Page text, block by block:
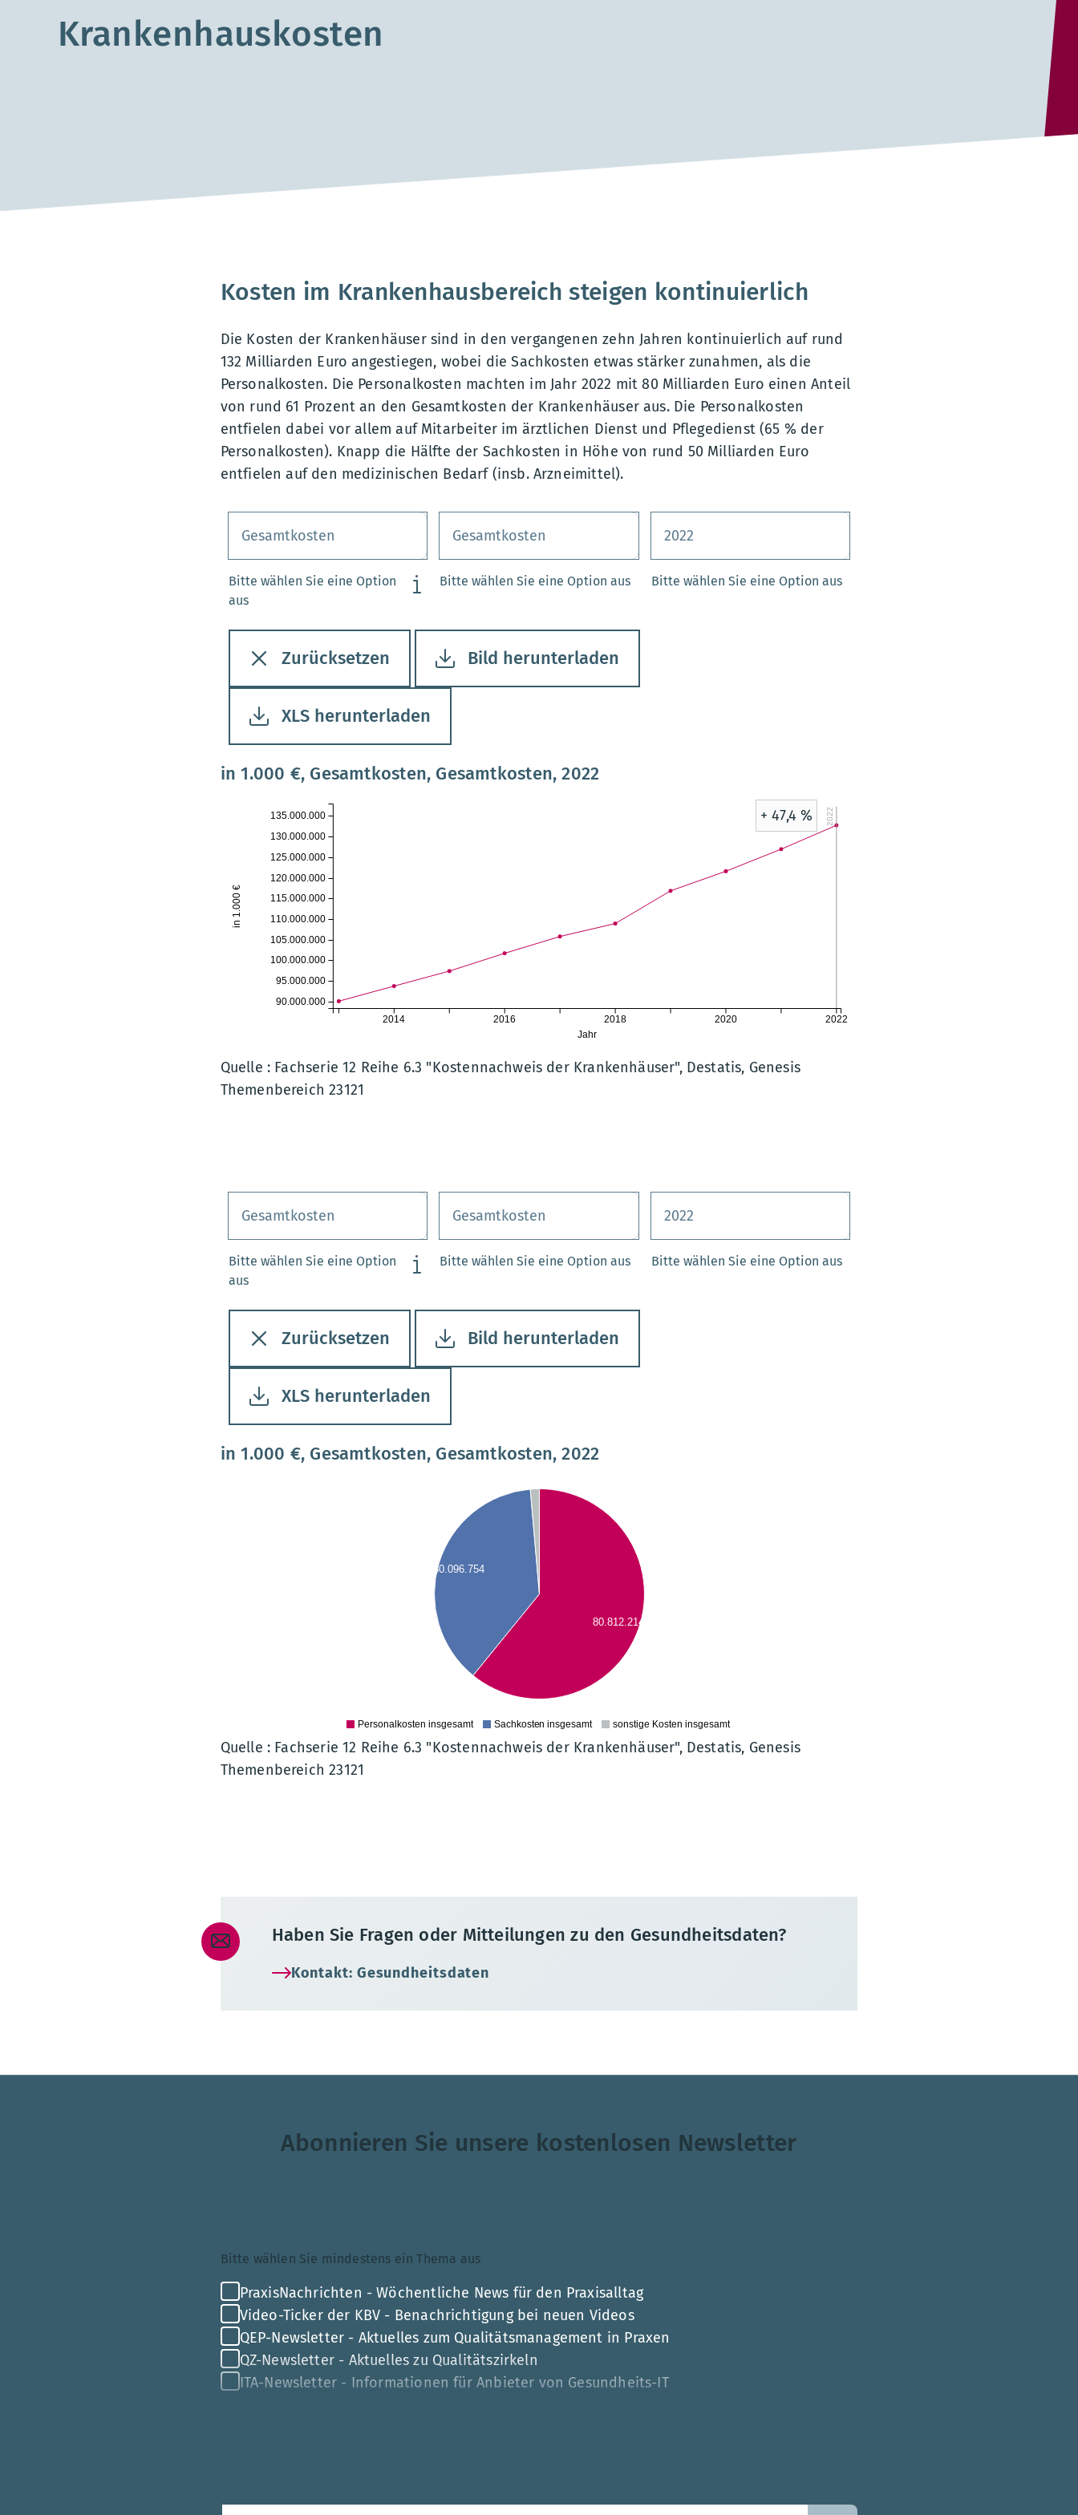
Krankenhauskosten
Kosten im Krankenhausbereich steigen kontinuierlich
Die Kosten der Krankenhäuser sind in den vergangenen zehn Jahren kontinuierlich auf rund
132 Milliarden Euro angestiegen, wobei die Sachkosten etwas stärker zunahmen, als die
Personalkosten. Die Personalkosten machten im Jahr 2022 mit 80 Milliarden Euro einen Anteil
von rund 61 Prozent an den Gesamtkosten der Krankenhäuser aus. Die Personalkosten
entfielen dabei vor allem auf Mitarbeiter im ärztlichen Dienst und Pflegedienst (65 % der
Personalkosten). Knapp die Hälfte der Sachkosten in Höhe von rund 50 Milliarden Euro
entfielen auf den medizinischen Bedarf (insb. Arzneimittel).
Bitte wählen Sie eine Option
aus
Bitte wählen Sie eine Option aus Bitte wählen Sie eine Option aus
Zurücksetzen Bild herunterladen
XLS herunterladen
in 1.000 €, Gesamtkosten, Gesamtkosten, 2022
2022
Jahr
2014 2016 2018 2020 2022
in 1.000 €
90.000.000
95.000.000
100.000.000
105.000.000
110.000.000
115.000.000
120.000.000
125.000.000
130.000.000
135.000.000 + 47,4 %
Quelle : Fachserie 12 Reihe 6.3 "Kostennachweis der Krankenhäuser", Destatis, Genesis
Themenbereich 23121
Bitte wählen Sie eine Option
aus
Bitte wählen Sie eine Option aus Bitte wählen Sie eine Option aus
Zurücksetzen Bild herunterladen
XLS herunterladen
in 1.000 €, Gesamtkosten, Gesamtkosten, 2022
80.812.214
50.096.754
0
Personalkosten insgesamt Sachkosten insgesamt sonstige Kosten insgesamt
Quelle : Fachserie 12 Reihe 6.3 "Kostennachweis der Krankenhäuser", Destatis, Genesis
Themenbereich 23121
Haben Sie Fragen oder Mitteilungen zu den Gesundheitsdaten?
Kontakt: Gesundheitsdaten
Abonnieren Sie unsere kostenlosen Newsletter
Bitte wählen Sie mindestens ein Thema aus
PraxisNachrichten - Wöchentliche News für den Praxisalltag
Video-Ticker der KBV - Benachrichtigung bei neuen Videos
QEP-Newsletter - Aktuelles zum Qualitätsmanagement in Praxen
QZ-Newsletter - Aktuelles zu Qualitätszirkeln
ITA-Newsletter - Informationen für Anbieter von Gesundheits-IT